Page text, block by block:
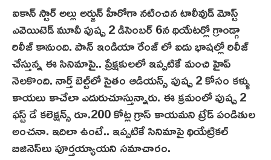
ఐకాన్ స్టార్ అల్లు అర్జున్ హీరోగా న‌టించిన టాలీవుడ్ మోస్ట్
ఎవెయిటెడ్ మూవీ పుష్ప 2 డిసెంబర్ 6న థియేటర్లో గ్రాండ్గా
రిలీజ్ కానుంది. పాన్ ఇండియా రేంజ్ లో ఐదు భాషల్లో రిలీజ్
చేస్తున్న ఈ సినిమాపై.. ప్రేక్షకులలో ఇప్ప‌టికే మంచి హైప్‌
నెలకొంది. నార్త్ బెల్ట్‌లో సైతం ఆడియన్స్ పుష్ప 2 కోసం కళ్ళు
కాయలు కాచేలా ఎదురుచూస్తున్నారు. ఈ క్రమంలో పుష్ప 2
ఫస్ట్ డే కలెక్షన్స్ రూ.200 కోట్ల గ్రాస్ కాయమని ట్రేడ్ పండితుల
అంచనా. ఇదిలా ఉంటే.. ఇప్పటికే సినిమాపై థియేట్రికల్
బిజినెస్‌లు పూర్తయ్యాయని సమాచారం.